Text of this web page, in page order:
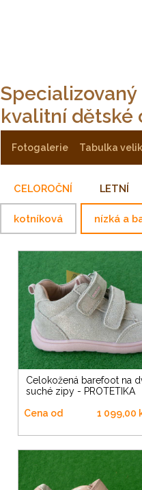
kvalitní dětské
fotogalerie tabulka
CELOROČNÍ
kotníková nízká a
LETNÍ
Celokožená barefoot na dva
suché zipy - PROTETIKA
Cena od 1 099,00